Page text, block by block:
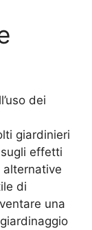
dei
giardinieri
effetti
alternative
di
una